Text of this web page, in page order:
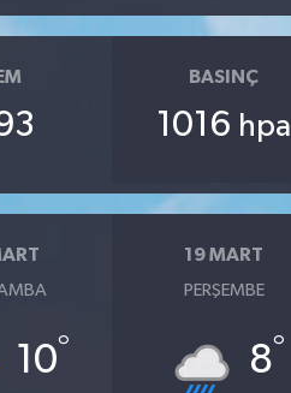
BASINÇ
1016 hpa
10°
19 MART
PERŞEMBE
8°